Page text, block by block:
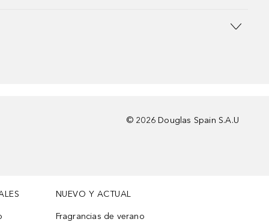
© 2026 Douglas Spain S.A.U
NUEVO Y ACTUAL
Fragrancias de verano